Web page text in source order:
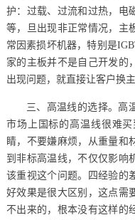
护：过载、过流和过热，电
等，旦出现非正常情况，主
常因素损坏机器，特别是
家的主板并不是自己开发的
出现问题，就直接让客户换
三、高温线的选择。高
市场上国标的高温线很难
睛，不要嫌麻烦，从重量和
到非标高温线，不仅仅影响
该重视这个问题。四经验的
好效果是很大区别，这点需
不出来的，根本没有这样的